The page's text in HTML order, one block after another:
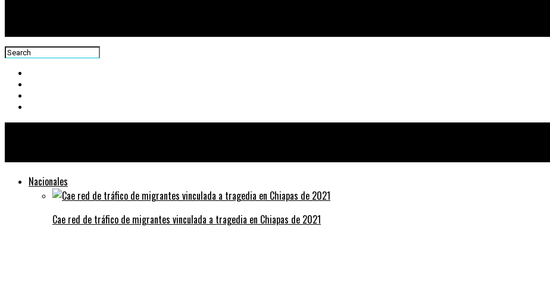
Nacionales
Cae red de tráfico de migrantes vinculada a tragedia en Chiapas de 2021